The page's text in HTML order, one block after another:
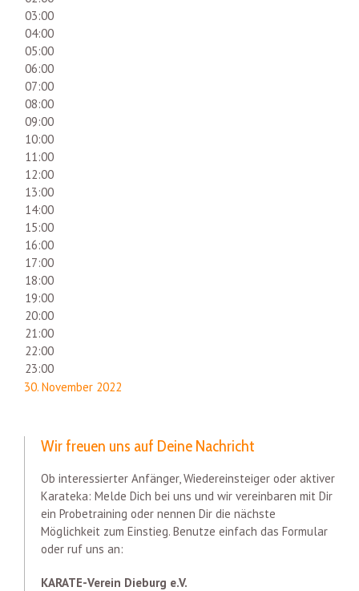
03:00
04:00
05:00
06:00
07:00
08:00
09:00
10:00
11:00
12:00
13:00
14:00
15:00
16:00
17:00
18:00
19:00
20:00
21:00
22:00
23:00
30. November 2022
Wir freuen uns auf Deine Nachricht
Ob interessierter Anfänger, Wiedereinsteiger oder aktiver
Karateka: Melde Dich bei uns und wir vereinbaren mit Dir
ein Probetraining oder nennen Dir die nächste
Möglichkeit zum Einstieg. Benutze einfach das Formular
oder ruf uns an:
KARATE-Verein Dieburg e.V.